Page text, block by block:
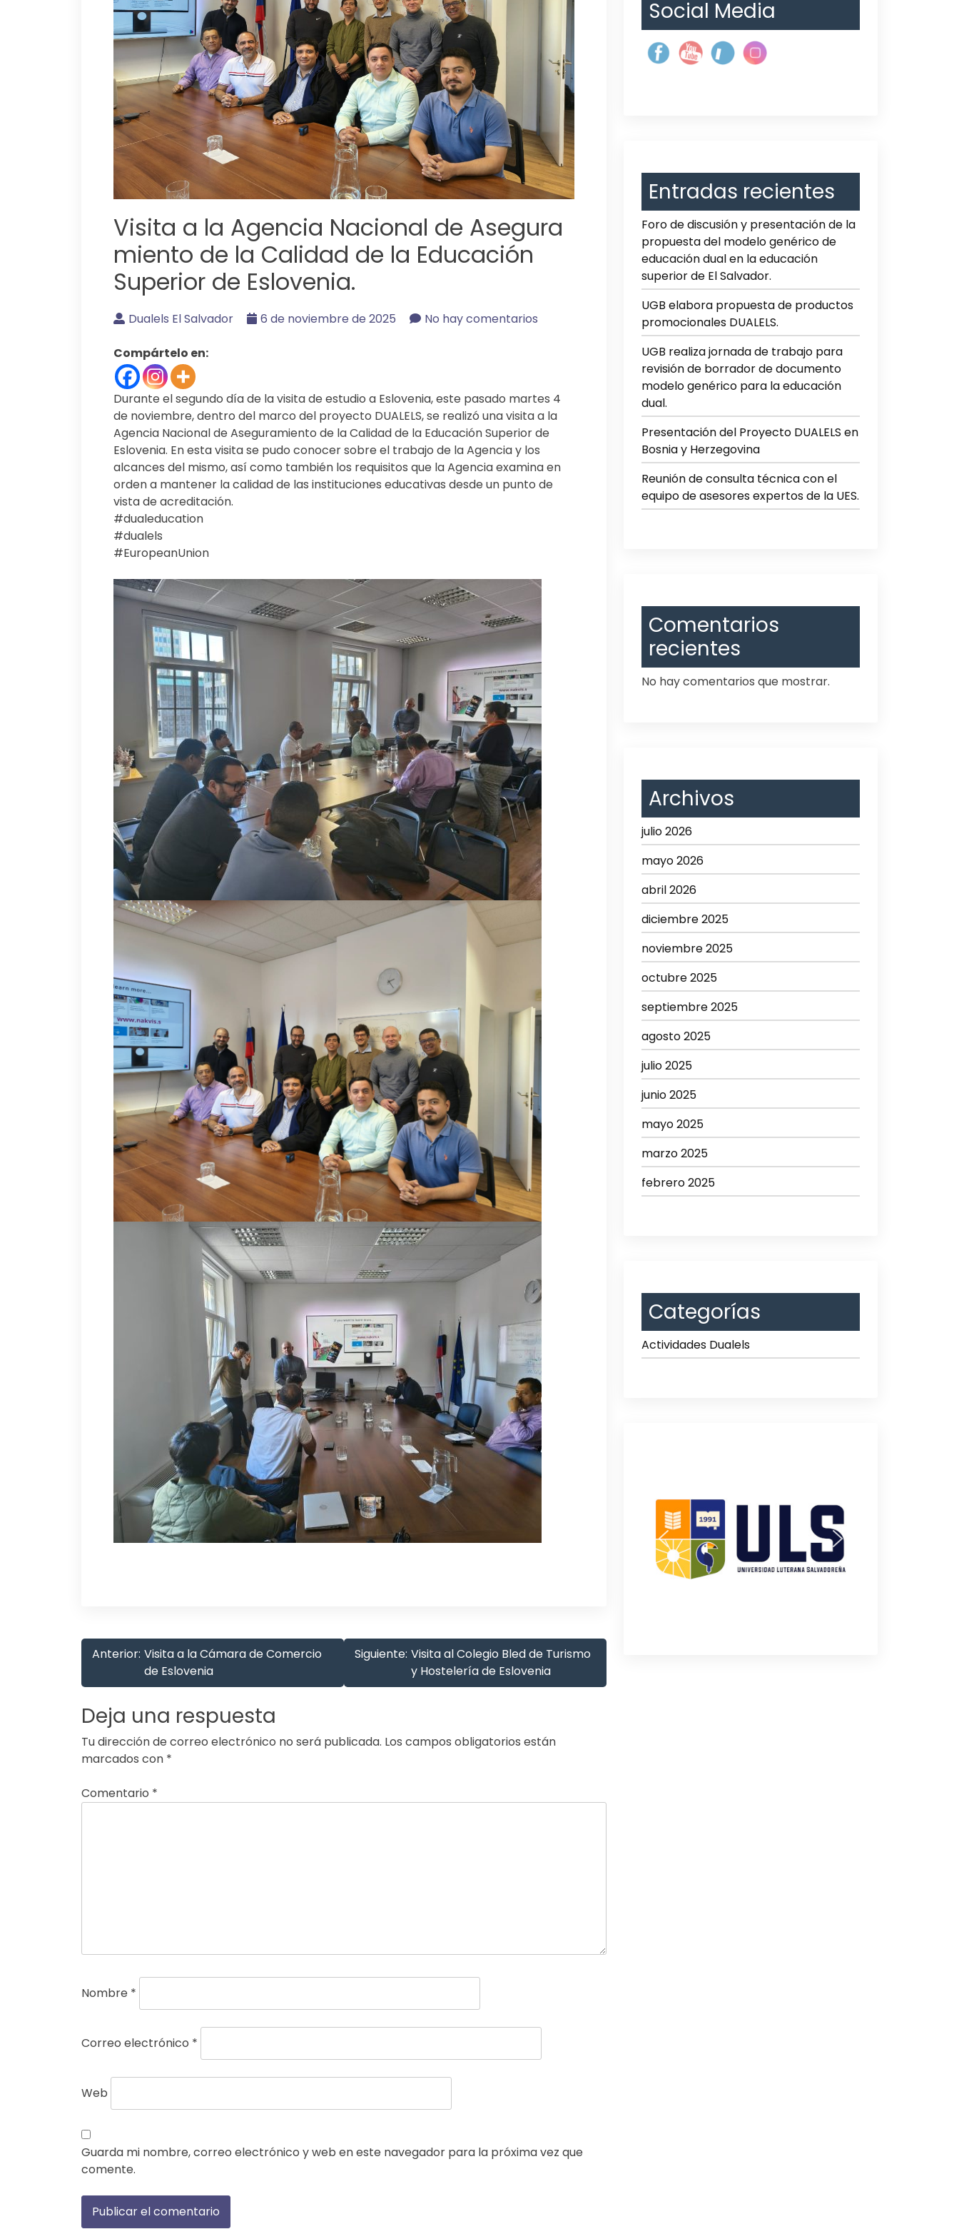
Visita a la Agencia Nacional de Asegura
miento de la Calidad de la Educación
Superior de Eslovenia.
Dualels El Salvador 6 de noviembre de 2025 No hay comentarios
Compártelo en:
Durante el segundo día de la visita de estudio a Eslovenia, este pasado martes 4
de noviembre, dentro del marco del proyecto DUALELS, se realizó una visita a la
Agencia Nacional de Aseguramiento de la Calidad de la Educación Superior de
Eslovenia. En esta visita se pudo conocer sobre el trabajo de la Agencia y los
alcances del mismo, así como también los requisitos que la Agencia examina en
orden a mantener la calidad de las instituciones educativas desde un punto de
vista de acreditación.
#dualeducation
#dualels
#EuropeanUnion
Navegación
de
entradas
Anterior: Visita a la Cámara de Comercio
de Eslovenia
Siguiente: Visita al Colegio Bled de Turismo
y Hostelería de Eslovenia
Deja una respuesta
Tu dirección de correo electrónico no será publicada. Los campos obligatorios están
marcados con *
Comentario *
Nombre *
Correo electrónico *
Web
Guarda mi nombre, correo electrónico y web en este navegador para la próxima vez que
comente.
Social Media
Entradas recientes
Foro de discusión y presentación de la
propuesta del modelo genérico de
educación dual en la educación
superior de El Salvador.
UGB elabora propuesta de productos
promocionales DUALELS.
UGB realiza jornada de trabajo para
revisión de borrador de documento
modelo genérico para la educación
dual.
Presentación del Proyecto DUALELS en
Bosnia y Herzegovina
Reunión de consulta técnica con el
equipo de asesores expertos de la UES.
Comentarios
recientes
No hay comentarios que mostrar.
Archivos
julio 2026
mayo 2026
abril 2026
diciembre 2025
noviembre 2025
octubre 2025
septiembre 2025
agosto 2025
julio 2025
junio 2025
mayo 2025
marzo 2025
febrero 2025
Categorías
Actividades Dualels